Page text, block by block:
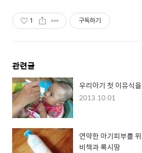
1 구독하기
관련글
우리아기 첫 이유식
2013.10.01
연약한 아기피부를
비책과 록시땅